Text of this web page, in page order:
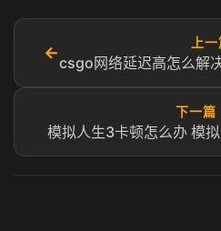
←
上
csgo网络延迟高怎么解
下一篇
模拟人生3卡顿怎么办 模